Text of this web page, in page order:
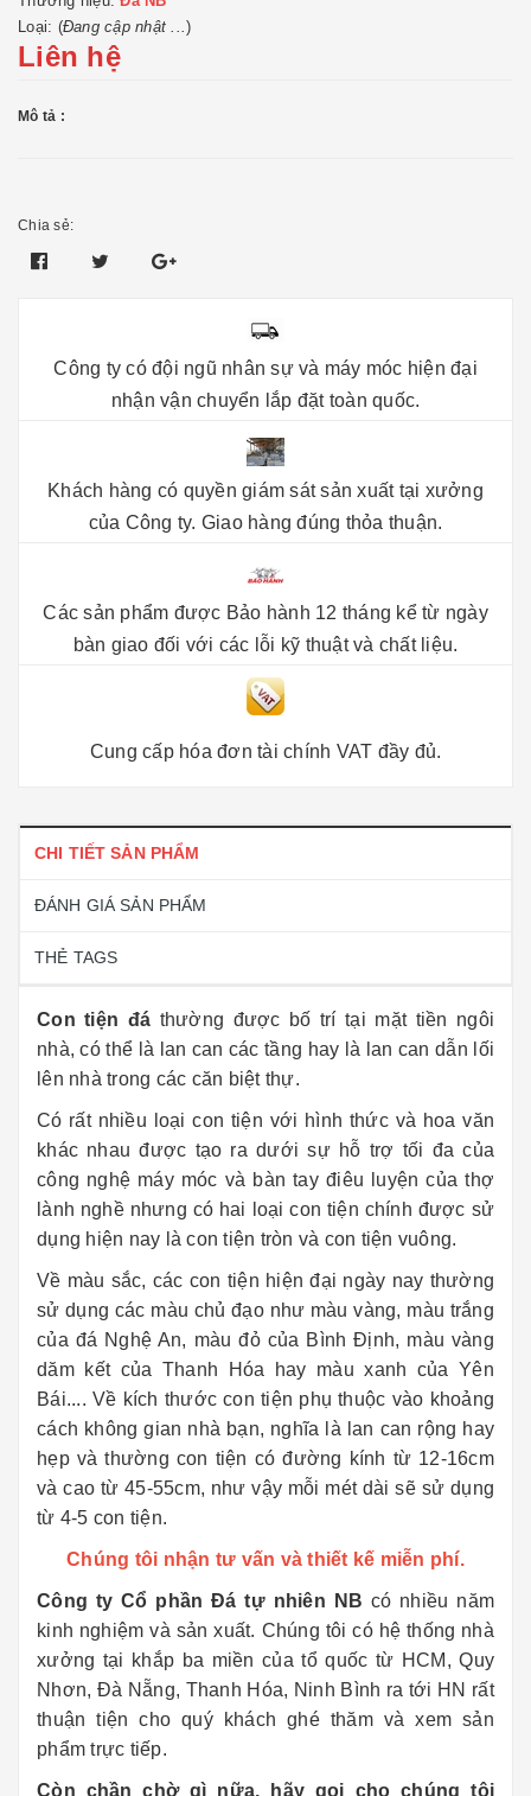
Loại: (Đang cập nhật ...)
Liên hệ
Mô tả :
Chia sẻ:
Công ty có đội ngũ nhân sự và máy móc hiện đại
nhận vận chuyển lắp đặt toàn quốc.
Khách hàng có quyền giám sát sản xuất tại xưởng
của Công ty. Giao hàng đúng thỏa thuận.
Các sản phẩm được Bảo hành 12 tháng kể từ ngày
bàn giao đối với các lỗi kỹ thuật và chất liệu.
Cung cấp hóa đơn tài chính VAT đầy đủ.
CHI TIẾT SẢN PHẨM
ĐÁNH GIÁ SẢN PHẨM
THẺ TAGS
Con tiện đá thường được bố trí tại mặt tiền ngôi
nhà, có thể là lan can các tầng hay là lan can dẫn lối
lên nhà trong các căn biệt thự.
Có rất nhiều loại con tiện với hình thức và hoa văn
khác nhau được tạo ra dưới sự hỗ trợ tối đa của
công nghệ máy móc và bàn tay điêu luyện của thợ
lành nghề nhưng có hai loại con tiện chính được sử
dụng hiện nay là con tiện tròn và con tiện vuông.
Về màu sắc, các con tiện hiện đại ngày nay thường
sử dụng các màu chủ đạo như màu vàng, màu trắng
của đá Nghệ An, màu đỏ của Bình Định, màu vàng
dăm kết của Thanh Hóa hay màu xanh của Yên
Bái.... Về kích thước con tiện phụ thuộc vào khoảng
cách không gian nhà bạn, nghĩa là lan can rộng hay
hẹp và thường con tiện có đường kính từ 12-16cm
và cao từ 45-55cm, như vậy mỗi mét dài sẽ sử dụng
từ 4-5 con tiện.
Chúng tôi nhận tư vấn và thiết kế miễn phí.
Công ty Cổ phần Đá tự nhiên NB có nhiều năm
kinh nghiệm và sản xuất. Chúng tôi có hệ thống nhà
xưởng tại khắp ba miền của tổ quốc từ HCM, Quy
Nhơn, Đà Nẵng, Thanh Hóa, Ninh Bình ra tới HN rất
thuận tiện cho quý khách ghé thăm và xem sản
phẩm trực tiếp.
Còn chần chờ gì nữa, hãy gọi cho chúng tôi